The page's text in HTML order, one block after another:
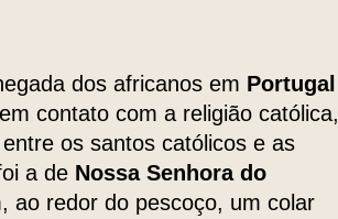
dos africanos em Portugal
contato com a religião católica,
os santos católicos e as
a de Nossa Senhora do
ao redor do pescoço, um colar